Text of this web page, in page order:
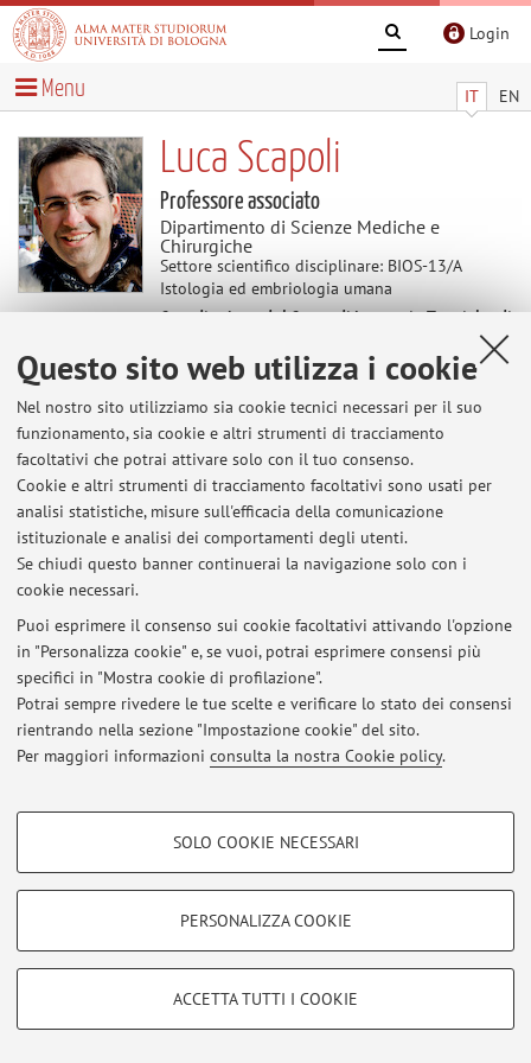
Questo sito web utilizza i cookie
Nel nostro sito utilizziamo sia cookie tecnici necessari per il suo
funzionamento, sia cookie e altri strumenti di tracciamento
facoltativi che potrai attivare solo con il tuo consenso.
Cookie e altri strumenti di tracciamento facoltativi sono usati per
analisi statistiche, misure sull'efficacia della comunicazione
istituzionale e analisi dei comportamenti degli utenti.
Se chiudi questo banner continuerai la navigazione solo con i
cookie necessari.
Puoi esprimere il consenso sui cookie facoltativi attivando l'opzione
in "Personalizza cookie" e, se vuoi, potrai esprimere consensi più
specifici in "Mostra cookie di profilazione".
Potrai sempre rivedere le tue scelte e verificare lo stato dei consensi
rientrando nella sezione "Impostazione cookie" del sito.
Per maggiori informazioni consulta la nostra Cookie policy.
COOKIE DI PROFILAZIONE - FACOLTATIVI
COOKIE TECNICI - NECESSARI
Si tratta di cookie tecnici utilizzati, a titolo esemplificativo, per il corretto
SOLO COOKIE NECESSARI
PERSONALIZZA COOKIE
ACCETTA TUTTI I COOKIE
Login
IT EN
Menu
Luca Scapoli
Professore associato
Dipartimento di Scienze Mediche e
Chirurgiche
Settore scientifico disciplinare: BIOS-13/A
Istologia ed embriologia umana
professione sanitaria di tecnico di laboratorio
biomedico)
Avvisi
Al momento non sono presenti avvisi.
Area riservata
Accedi tramiteloginper gestire tutti i contenuti del sito.
© 2026 - ALMA MATER STUDIORUM - Università di Bologna - Via
Zamboni, 33 - 40126 Bologna - Partita IVA: 01131710376